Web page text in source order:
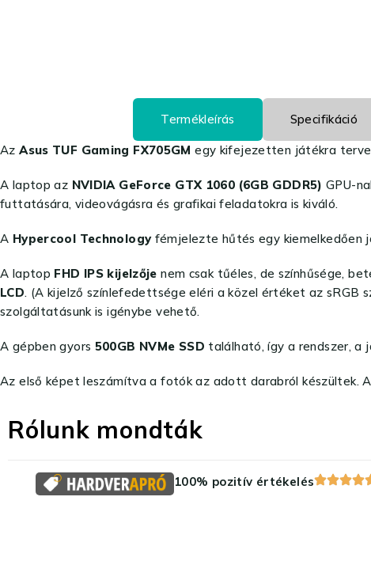
Termékleírás Specifikáció
AzAsus TUF Gaming FX705GM egy kifejezetten játékra
A laptop az NVIDIA GeForce GTX 1060 (6GB GDDR5) GPU-
futtatására, videovágásra és grafikai feladatokra is kiváló.
A Hypercool Technologyfémjelezte hűtés egy kiemelkedően
A laptop FHD IPS kijelzője nem csak tűéles, de színhűsége,
LCD. (A kijelző színlefedettsége eléri a közel értéket az sRGB
szolgáltatásunk is igénybe vehető.
A gépben gyors 500GB NVMe SSD található, így a rendszer, a
Az első képet leszámítva a fotók az adott darabról készültek.
Rólunk mondták
100% pozitív értékelés